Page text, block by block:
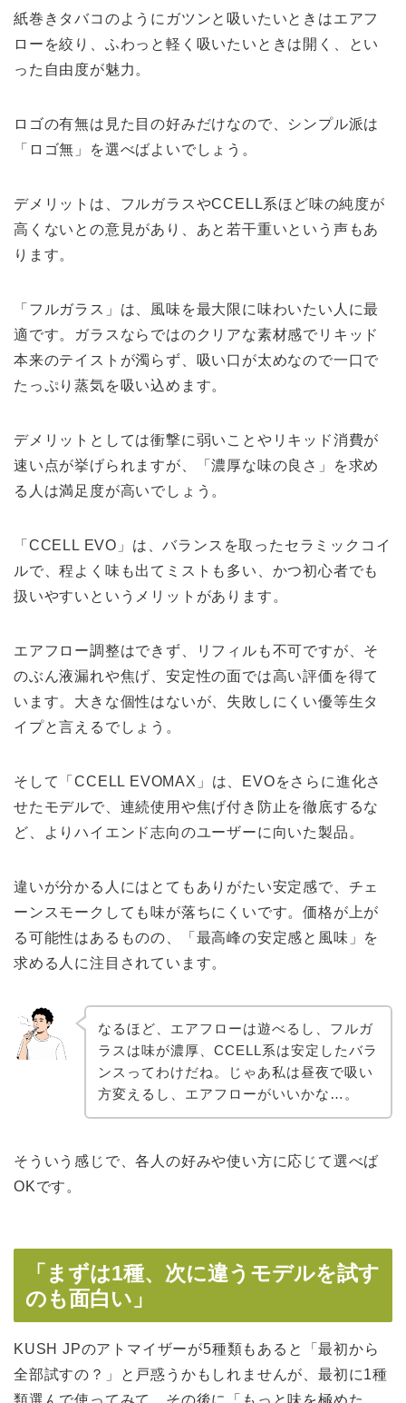
紙巻きタバコのようにガツンと吸いたいときはエアフ
ローを絞り、ふわっと軽く吸いたいときは開く、とい
った自由度が魅力。
ロゴの有無は見た目の好みだけなので、シンプル派は
「ロゴ無」を選べばよいでしょう。
デメリットは、フルガラスやCCELL系ほど味の純度が
高くないとの意見があり、あと若干重いという声もあ
ります。
「フルガラス」は、風味を最大限に味わいたい人に最
適です。ガラスならではのクリアな素材感でリキッド
本来のテイストが濁らず、吸い口が太めなので一口で
たっぷり蒸気を吸い込めます。
デメリットとしては衝撃に弱いことやリキッド消費が
速い点が挙げられますが、「濃厚な味の良さ」を求め
る人は満足度が高いでしょう。
「CCELL EVO」は、バランスを取ったセラミックコイ
ルで、程よく味も出てミストも多い、かつ初心者でも
扱いやすいというメリットがあります。
エアフロー調整はできず、リフィルも不可ですが、そ
のぶん液漏れや焦げ、安定性の面では高い評価を得て
います。大きな個性はないが、失敗しにくい優等生タ
イプと言えるでしょう。
そして「CCELL EVOMAX」は、EVOをさらに進化さ
せたモデルで、連続使用や焦げ付き防止を徹底するな
ど、よりハイエンド志向のユーザーに向いた製品。
違いが分かる人にはとてもありがたい安定感で、チェ
ーンスモークしても味が落ちにくいです。価格が上が
る可能性はあるものの、「最高峰の安定感と風味」を
求める人に注目されています。
なるほど、エアフローは遊べるし、フルガ
ラスは味が濃厚、CCELL系は安定したバラ
ンスってわけだね。じゃあ私は昼夜で吸い
方変えるし、エアフローがいいかな…。
そういう感じで、各人の好みや使い方に応じて選べば
OKです。
「まずは1種、次に違うモデルを試す
のも面白い」
KUSH JPのアトマイザーが5種類もあると「最初から
全部試すの？」と戸惑うかもしれませんが、最初に1種